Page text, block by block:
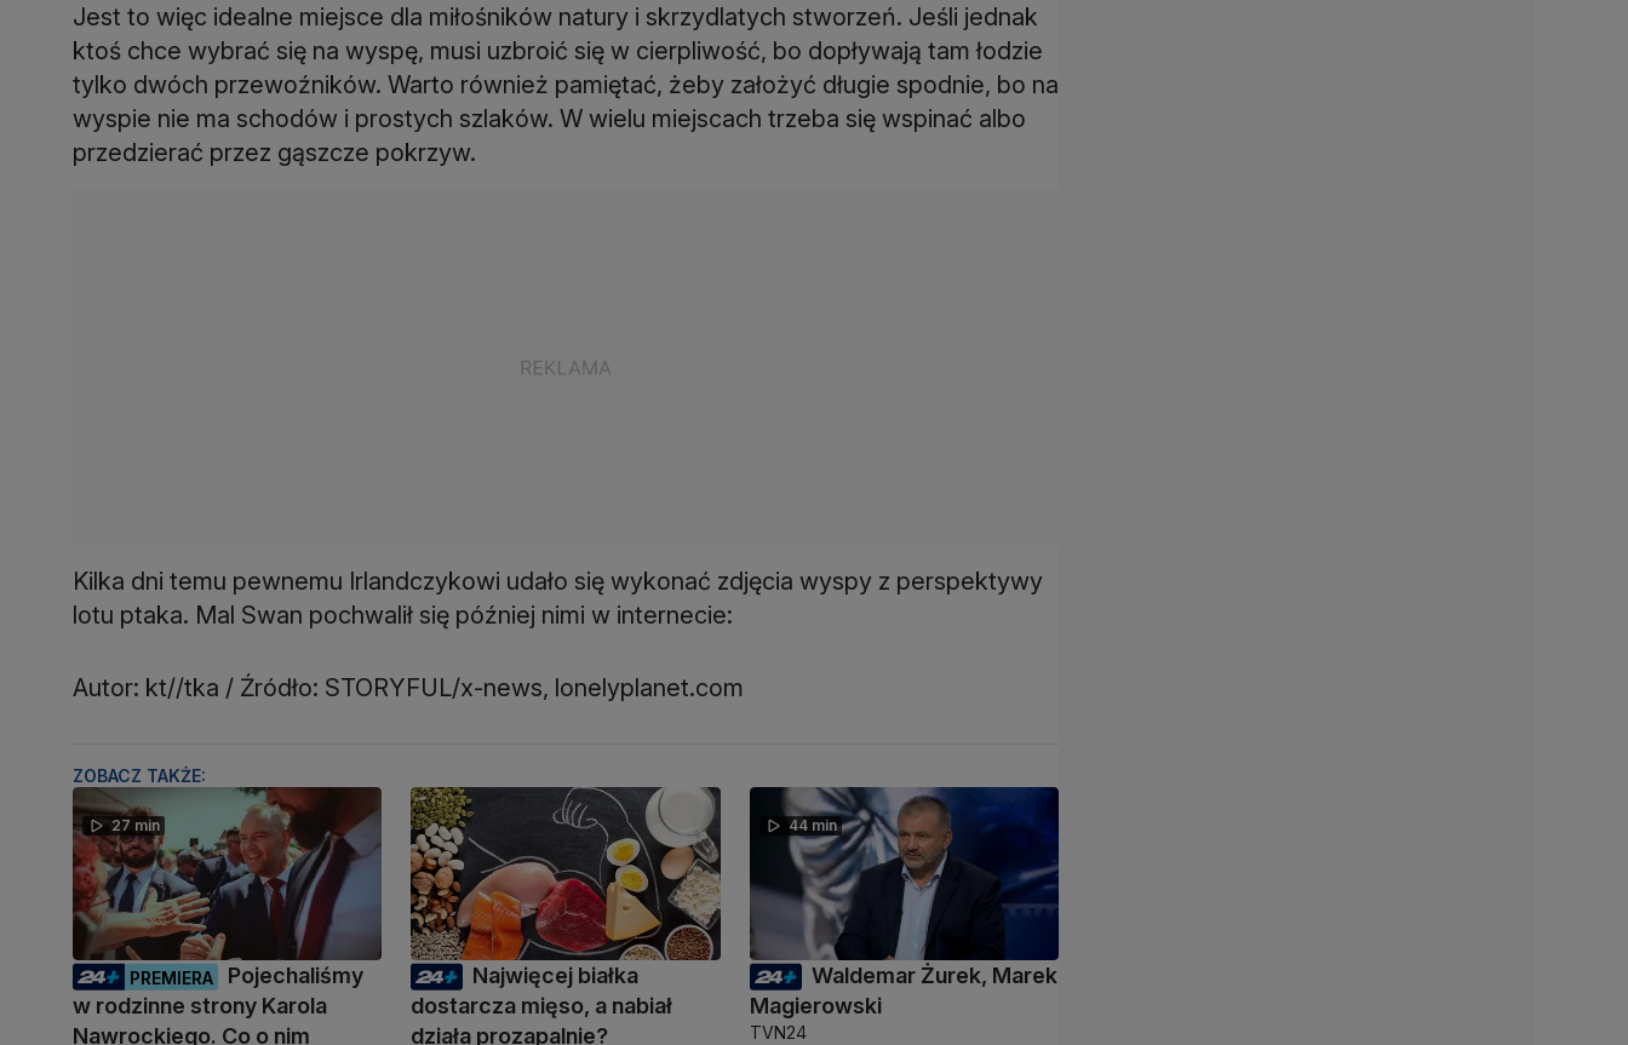
Jest to więc idealne miejsce dla miłośników natury i skrzydlatych stworzeń. Jeśli jednak
ktoś chce wybrać się na wyspę, musi uzbroić się w cierpliwość, bo dopływają tam łodzie
tylko dwóch przewoźników. Warto również pamiętać, żeby założyć długie spodnie, bo na
wyspie nie ma schodów i prostych szlaków. W wielu miejscach trzeba się wspinać albo
przedzierać przez gąszcze pokrzyw.
Kilka dni temu pewnemu Irlandczykowi udało się wykonać zdjęcia wyspy z perspektywy
lotu ptaka. Mal Swan pochwalił się później nimi w internecie:
Autor: kt//tka / Źródło: STORYFUL/x-news, lonelyplanet.com
ZOBACZ TAKŻE:
27 min
PREMIERA
Pojechaliśmy
w rodzinne strony Karola
Nawrockiego. Co o nim
Najwięcej białka
dostarcza mięso, a nabiał
działa prozapalnie?
44 min
Waldemar Żurek, Marek
Magierowski
TVN24